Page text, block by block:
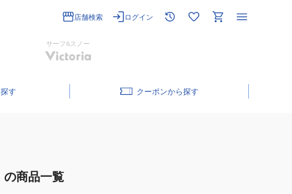
店舗検索 ログイン
サーフ&スノー
クーポン
の商品一覧